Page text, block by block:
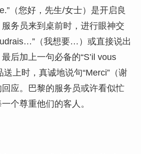
（您好，先生/女士）是开启良
务员来到桌前时，进行眼神交
（我想要…）或直接说出
后加上一句必备的“S’il vous
送上时，真诚地说句“Merci”（谢
应。巴黎的服务员或许看似忙
个尊重他们的客人。